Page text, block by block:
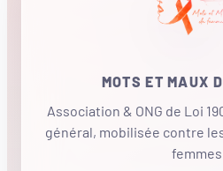
MOTS ET MAUX
Association & ONG de Loi
général, mobilisée contre
femmes.